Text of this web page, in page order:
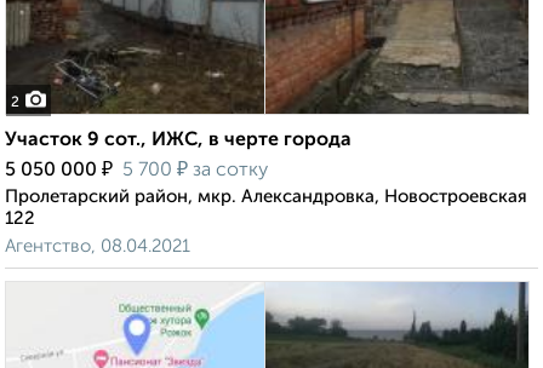
2
Участок 9 сот., ИЖС, в черте города
5 050 000 ₽ 5 700 ₽ за сотку
Пролетарский район, мкр. Александровка, Новостроевская
122
Агентство, 08.04.2021